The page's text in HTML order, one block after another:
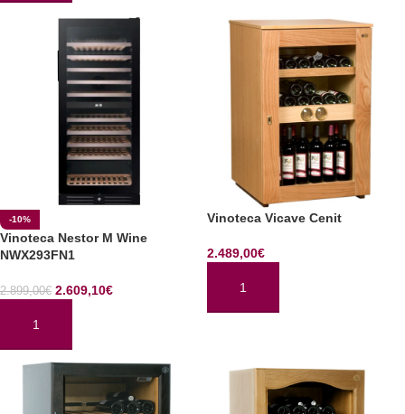
-10%
Vinoteca Nestor M Wine
NWX293FN1
2.899,00€ 2.609,10€
AÑADIR AL CARRITO
Vinoteca Vicave Cenit
2.489,00€
AÑADIR AL CARRITO